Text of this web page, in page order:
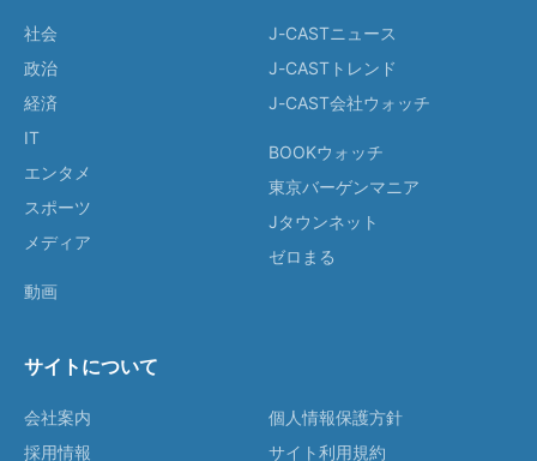
社会
政治
経済
IT
エンタメ
スポーツ
メディア
動画
J-CASTニュース
J-CASTトレンド
J-CAST会社ウォッチ
BOOKウォッチ
東京バーゲンマニア
Jタウンネット
ゼロまる
サイトについて
会社案内
採用情報
個人情報保護方針
サイト利用規約